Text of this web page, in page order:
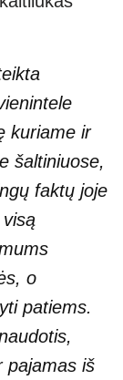
kuriame ir
šaltiniuose,
faktų joje
o
patiems.
pajamas iš